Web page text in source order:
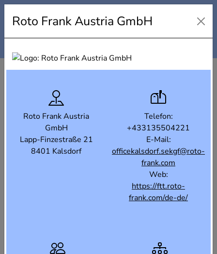
Karte Liste Filter
Roto Frank Austria GmbH
Roto Frank Austria
GmbH
Lapp-Finzestraße 21
8401 Kalsdorf
Telefon:
+433135504221
E-Mail:
officekalsdorf.sekgf@roto-
frank.com
Web:
https://ftt.roto-
frank.com/de-de/